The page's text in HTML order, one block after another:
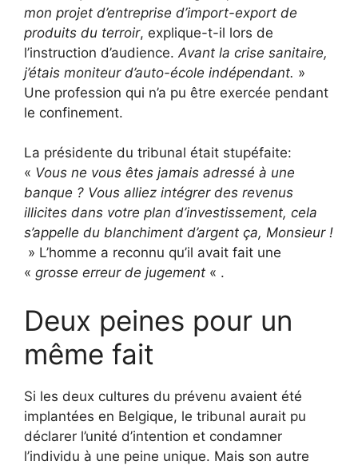
mon projet d’entreprise d’import-export de
produits du terroir, explique-t-il lors de
l’instruction d’audience. Avant la crise sanitaire,
j’étais moniteur d’auto-école indépendant. »
Une profession qui n’a pu être exercée pendant
le confinement.
La présidente du tribunal était stupéfaite:
« Vous ne vous êtes jamais adressé à une
banque ? Vous alliez intégrer des revenus
illicites dans votre plan d’investissement, cela
s’appelle du blanchiment d’argent ça, Monsieur !
» L’homme a reconnu qu’il avait fait une
« grosse erreur de jugement « .
Deux peines pour un
même fait
Si les deux cultures du prévenu avaient été
implantées en Belgique, le tribunal aurait pu
déclarer l’unité d’intention et condamner
l’individu à une peine unique. Mais son autre